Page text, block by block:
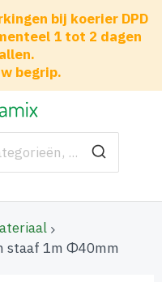
bij koerier DPD
1 tot 2 dagen
begrip.
staaf 1m Φ40mm